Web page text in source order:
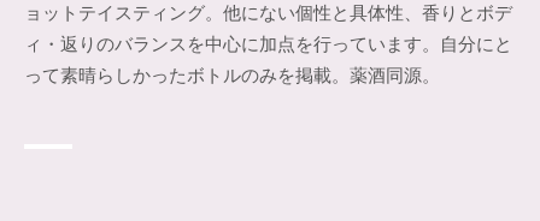
ョットテイスティング。他にない個性と具体性、香りとボデ
ィ・返りのバランスを中心に加点を行っています。自分にと
って素晴らしかったボトルのみを掲載。薬酒同源。